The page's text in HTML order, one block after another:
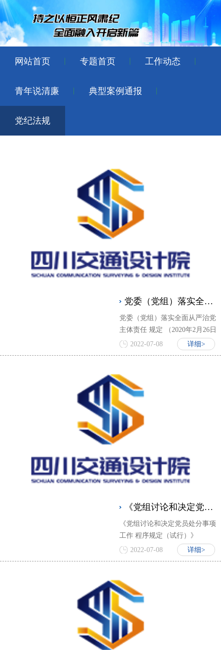
网站首页 专题首页 工作动态
青年说清廉 典型案例通报
党纪法规
党委（党组）落实全面从严治党主体责任规定
党委（党组）落实全面从严治党
主体责任 规定 （2020年2月26日
中共中央政治局常委会会议审议
批准 2020年3月9日中共中央办公
2022-07-08 详细>
《党组讨论和决定党员处分事项工作 程序规定（试行）》
《党组讨论和决定党员处分事项
工作 程序规定（试行）》
2022-07-08
详细>